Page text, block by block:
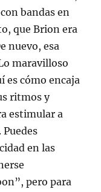
bandas en
que Brion era
nuevo, esa
maravilloso
es cómo encaja
ritmos y
estimular a
en las
pero para